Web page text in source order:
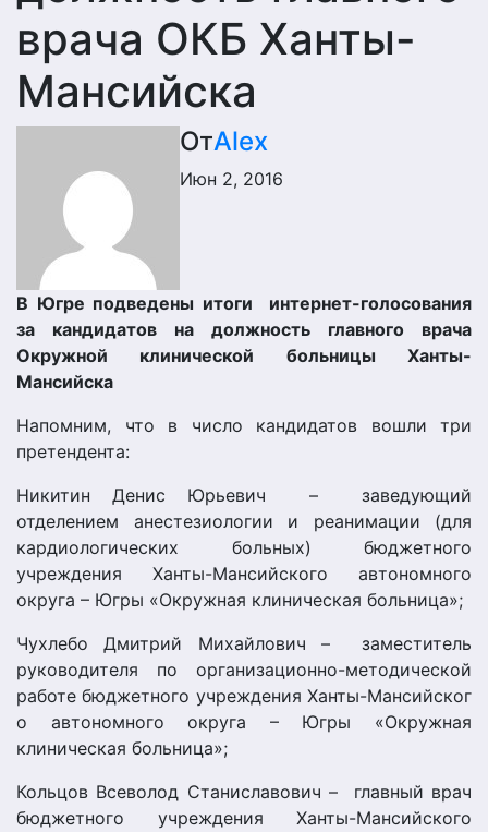
врача ОКБ Ханты-
Мансийска
ОтAlex
Июн 2, 2016
В Югре подведены итоги интернет-голосования
за кандидатов на должность главного врача
Окружной клинической больницы Ханты-
Мансийска
Напомним, что в число кандидатов вошли три
претендента:
Никитин Денис Юрьевич – заведующий
отделением анестезиологии и реанимации (для
кардиологических больных) бюджетного
учреждения Ханты-Мансийского автономного
округа – Югры «Окружная клиническая больница»;
Чухлебо Дмитрий Михайлович – заместитель
руководителя по организационно-методической
работе бюджетного учреждения Ханты-Мансийског
о автономного округа – Югры «Окружная
клиническая больница»;
Кольцов Всеволод Станиславович – главный врач
бюджетного учреждения Ханты-Мансийского